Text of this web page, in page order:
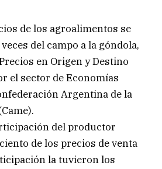
de los agroalimentos se
del campo a la góndola,
en Origen y Destino
el sector de Economías
Argentina de la
del productor
de los precios de venta
la tuvieron los